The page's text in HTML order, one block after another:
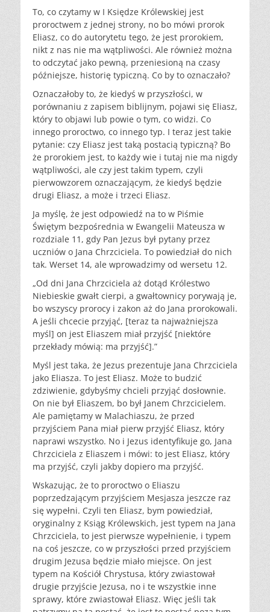
To, co czytamy w I Księdze Królewskiej jest
proroctwem z jednej strony, no bo mówi prorok
Eliasz, co do autorytetu tego, że jest prorokiem,
nikt z nas nie ma wątpliwości. Ale również można
to odczytać jako pewną, przeniesioną na czasy
późniejsze, historię typiczną. Co by to oznaczało?
Oznaczałoby to, że kiedyś w przyszłości, w
porównaniu z zapisem biblijnym, pojawi się Eliasz,
który to objawi lub powie o tym, co widzi. Co
innego proroctwo, co innego typ. I teraz jest takie
pytanie: czy Eliasz jest taką postacią typiczną? Bo
że prorokiem jest, to każdy wie i tutaj nie ma nigdy
wątpliwości, ale czy jest takim typem, czyli
pierwowzorem oznaczającym, że kiedyś będzie
drugi Eliasz, a może i trzeci Eliasz.
Ja myślę, że jest odpowiedź na to w Piśmie
Świętym bezpośrednia w Ewangelii Mateusza w
rozdziale 11, gdy Pan Jezus był pytany przez
uczniów o Jana Chrzciciela. To powiedział do nich
tak. Werset 14, ale wprowadzimy od wersetu 12.
„Od dni Jana Chrzciciela aż dotąd Królestwo
Niebieskie gwałt cierpi, a gwałtownicy porywają je,
bo wszyscy prorocy i zakon aż do Jana prorokowali.
A jeśli chcecie przyjąć, [teraz ta najważniejsza
myśl] on jest Eliaszem miał przyjść [niektóre
przekłady mówią: ma przyjść].”
Myśl jest taka, że Jezus prezentuje Jana Chrzciciela
jako Eliasza. To jest Eliasz. Może to budzić
zdziwienie, gdybyśmy chcieli przyjąć dosłownie.
On nie był Eliaszem, bo był Janem Chrzcicielem.
Ale pamiętamy w Malachiaszu, że przed
przyjściem Pana miał pierw przyjść Eliasz, który
naprawi wszystko. No i Jezus identyfikuje go, Jana
Chrzciciela z Eliaszem i mówi: to jest Eliasz, który
ma przyjść, czyli jakby dopiero ma przyjść.
Wskazując, że to proroctwo o Eliaszu
poprzedzającym przyjściem Mesjasza jeszcze raz
się wypełni. Czyli ten Eliasz, bym powiedział,
oryginalny z Ksiąg Królewskich, jest typem na Jana
Chrzciciela, to jest pierwsze wypełnienie, i typem
na coś jeszcze, co w przyszłości przed przyjściem
drugim Jezusa będzie miało miejsce. On jest
typem na Kościół Chrystusa, który zwiastował
drugie przyjście Jezusa, no i te wszystkie inne
sprawy, które zwiastował Eliasz. Więc jeśli tak